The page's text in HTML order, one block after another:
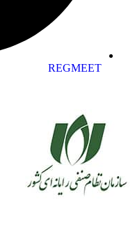
REGMEET